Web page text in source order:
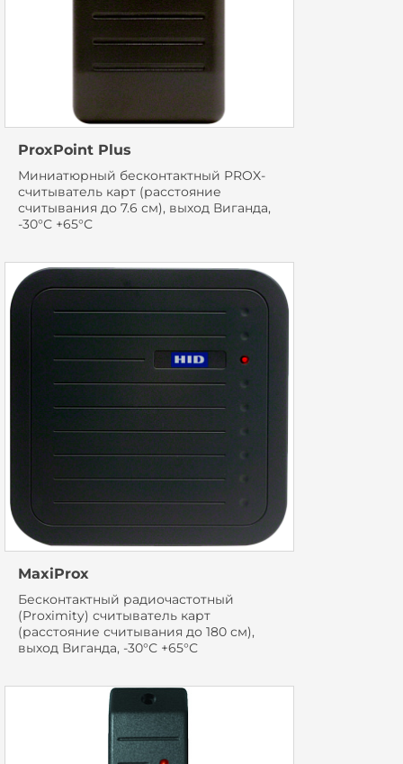
ProxPoint Plus
Миниатюрный бесконтактный PROX-
считыватель карт (расстояние
считывания до 7.6 см), выход Виганда,
-30°С +65°С
MaxiProx
Бесконтактный радиочастотный
(Proximity) считыватель карт
(расстояние считывания до 180 см),
выход Виганда, -30°С +65°С